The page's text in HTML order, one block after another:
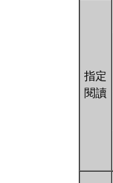
指定
閱讀